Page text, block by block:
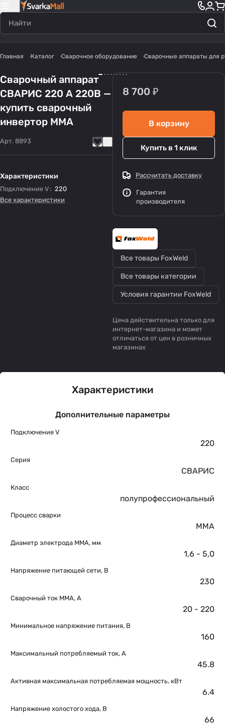
Главная Каталог Сварочное оборудование Сварочные аппараты для
Сварочный аппарат
СВАРИС 220 А 220В —
купить сварочный
инвертор MMA
Арт. 8893
Характеристики
Подключение V : 220
Все характеристики
8 700 ₽
В корзину
Купить в 1 клик
Рассчитать доставку
Гарантия
производителя
Все товары FoxWeld
Все товары категории
Условия гарантии FoxWeld
Цена действительна только для
интернет-магазина и может
отличаться от цен в розничных
магазинах
Характеристики
Дополнительные параметры
Подключение V
220
Серия
СВАРИС
Класс
полупрофессиональный
Процесс сварки
MMA
Диаметр электрода MMA, мм
1,6 - 5,0
Напряжение питающей сети, В
230
Сварочный ток MMA, А
20 - 220
Минимальное напряжение питания, В
160
Максимальный потребляемый ток, А
45.8
Активная максимальная потребляемая мощность, кВт
6.4
Напряжение холостого хода, В
66